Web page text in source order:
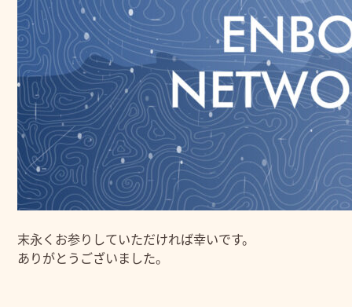
末永くお参りしていただければ幸いです。
ありがとうございました。